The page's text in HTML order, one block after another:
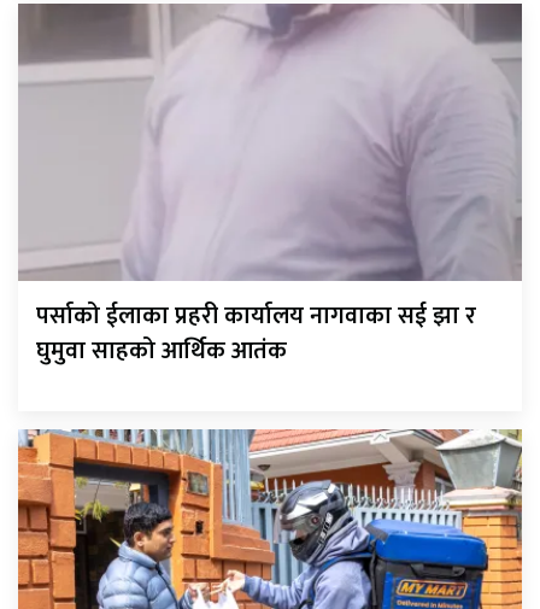
पर्साको ईलाका प्रहरी कार्यालय नागवाका सई झा र
घुमुवा साहको आर्थिक आतंक